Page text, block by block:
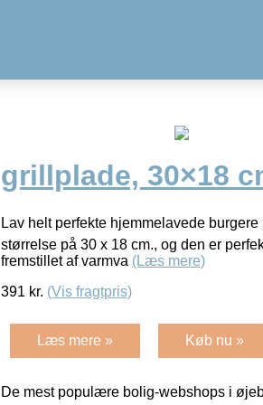
grillplade, 30×18
Lav helt perfekte hjemmelavede burgere
størrelse på 30 x 18 cm., og den er
fremstillet af varmva (Læs mere)
391 kr. (Vis fragtpris)
Læs mere » Køb nu »
De mest populære bolig-webshops i